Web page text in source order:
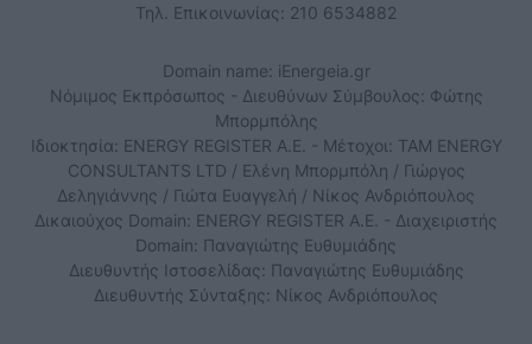
Τηλ. Επικοινωνίας: 210 6534882
Domain name: iEnergeia.gr
Νόμιμος Εκπρόσωπος - Διευθύνων Σύμβουλος: Φώτης
Μπορμπόλης
Ιδιοκτησία: ENERGY REGISTER Α.Ε. - Μέτοχοι: TAM ENERGY
CONSULTANTS LTD / Ελένη Μπορμπόλη / Γιώργος
Δεληγιάννης / Γιώτα Ευαγγελή / Νίκος Ανδριόπουλος
Δικαιούχος Domain: ENERGY REGISTER Α.Ε. - Διαχειριστής
Domain: Παναγιώτης Ευθυμιάδης
Διευθυντής Ιστοσελίδας: Παναγιώτης Ευθυμιάδης
Διευθυντής Σύνταξης: Νίκος Ανδριόπουλος